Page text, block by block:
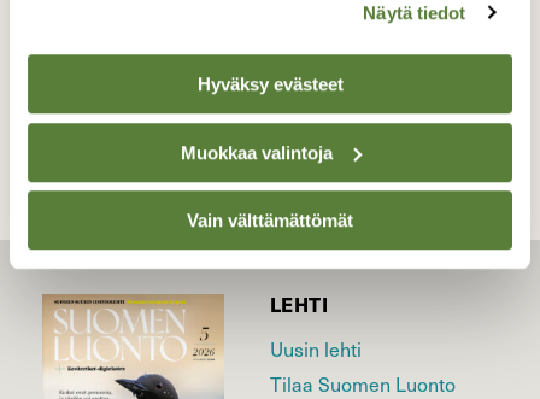
Näytä tiedot
Hyväksy evästeet
Muokkaa valintoja
Vain välttämättömät
TAKAISIN LISTAAN
LEHTI
Uusin lehti
Tilaa Suomen Luonto